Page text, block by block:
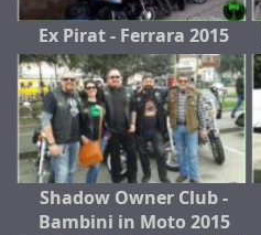
Ex Pirat - Ferrara 2015
Shadow Owner Club -
Bambini in Moto 2015